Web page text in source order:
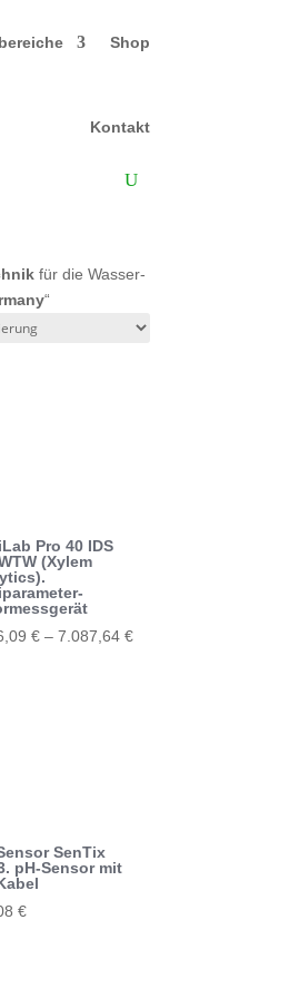
Shop
Kontakt
für die Wasser-
“
Pro 40 IDS
(Xylem
€– 7.087,64 €
SenTix
pH-Sensor mit
€